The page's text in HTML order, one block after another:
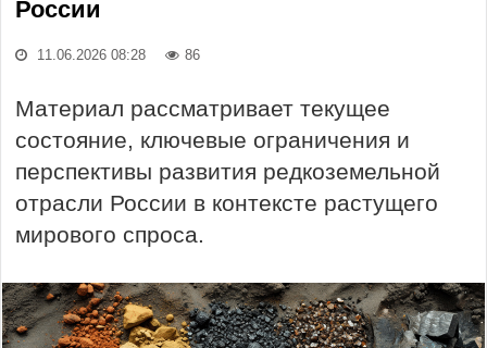
России
11.06.2026 08:28 86
Материал рассматривает текущее
состояние, ключевые ограничения и
перспективы развития редкоземельной
отрасли России в контексте растущего
мирового спроса.